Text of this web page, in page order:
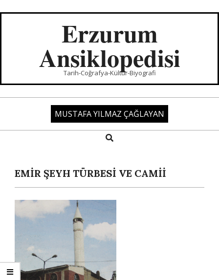
Erzurum
Ansiklopedisi
Tarih-Coğrafya-Kültür-Biyografi
MUSTAFA YILMAZ ÇAĞLAYAN
Search
EMİR ŞEYH TÜRBESİ VE CAMİİ